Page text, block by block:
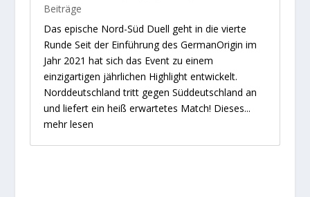
Beiträge
Das epische Nord-Süd Duell geht in die vierte
Runde Seit der Einführung des GermanOrigin im
Jahr 2021 hat sich das Event zu einem
einzigartigen jährlichen Highlight entwickelt.
Norddeutschland tritt gegen Süddeutschland an
und liefert ein heiß erwartetes Match! Dieses...
mehr lesen